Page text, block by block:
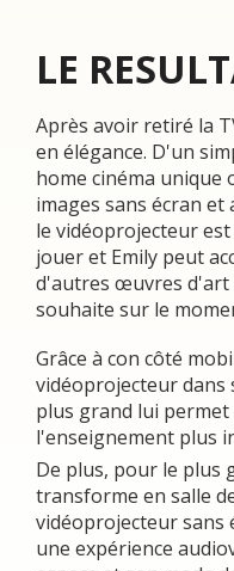
LE
Après avoir retiré la
en élégance. D'un
home cinéma unique
images sans écran
le vidéoprojecteur
jouer et Emily peut
d'autres œuvres d'art
souhaite sur le
Grâce à con côté
vidéoprojecteur dans
plus grand lui permet
l'enseignement plus
De plus, pour le plus
transforme en salle
vidéoprojecteur sans
une expérience